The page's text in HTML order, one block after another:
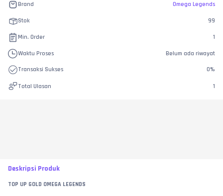
Brand Omega Legends
Stok 99
Min. Order 1
Waktu Proses Belum ada riwayat
Transaksi Sukses 0%
Total Ulasan 1
Deskripsi Produk
TOP UP GOLD OMEGA LEGENDS